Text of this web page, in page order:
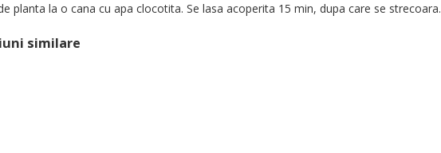
planta la o cana cu apa clocotita. Se lasa acoperita 15 min, dupa care se strecoara.
similare